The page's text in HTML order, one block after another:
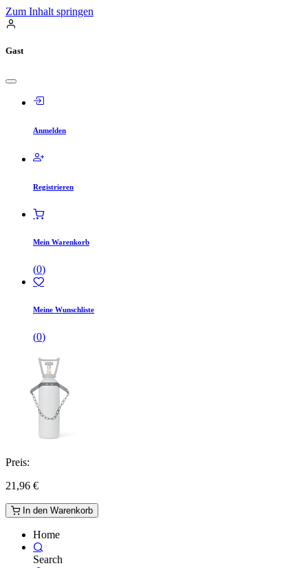
Zum Inhalt springen
Gast
Anmelden
Registrieren
Mein Warenkorb
(0)
Meine Wunschliste
(0)
Preis:
21,96 €
In den Warenkorb
Home
Search